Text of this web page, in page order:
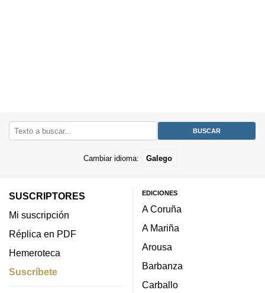
Cambiar idioma: Galego
SUSCRIPTORES
Mi suscripción
Réplica en PDF
Hemeroteca
Suscríbete
EDICIONES
A Coruña
A Mariña
Arousa
Barbanza
Carballo